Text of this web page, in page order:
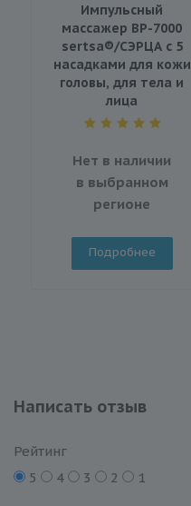
Импульсный
массажер BP-7000
sertsa®/СЭРЦА с 5
насадками для кожи
головы, для тела и
лица
Нет в наличии
в выбранном
регионе
Подробнее
Написать отзыв
Рейтинг
5
4 3 2 1